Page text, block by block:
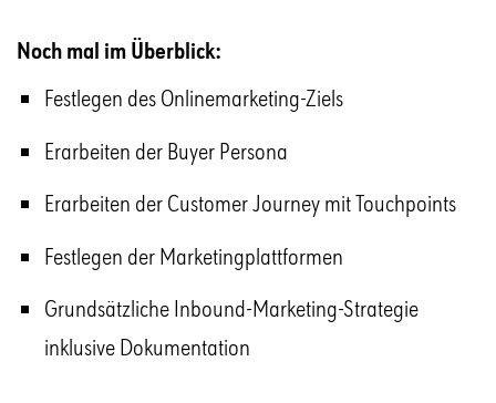
Noch mal im Überblick:
Festlegen des Onlinemarketing-Ziels
Erarbeiten der Buyer Persona
Erarbeiten der Customer Journey mit Touchpoints
Festlegen der Marketingplattformen
Grundsätzliche Inbound-Marketing-Strategie
inklusive Dokumentation